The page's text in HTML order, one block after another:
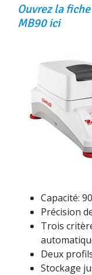
Ouvrez la
MB90 ici
Capacité:
Précision
Trois
Deux
Stockage